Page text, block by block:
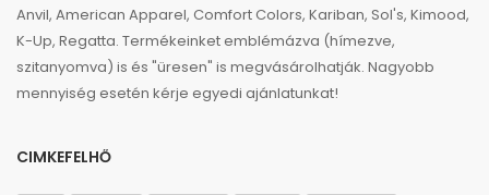
Anvil, American Apparel, Comfort Colors, Kariban, Sol's, Kimood,
K-Up, Regatta. Termékeinket emblémázva (hímezve,
szitanyomva) is és "üresen" is megvásárolhatják. Nagyobb
mennyiség esetén kérje egyedi ajánlatunkat!
CIMKEFELHŐ